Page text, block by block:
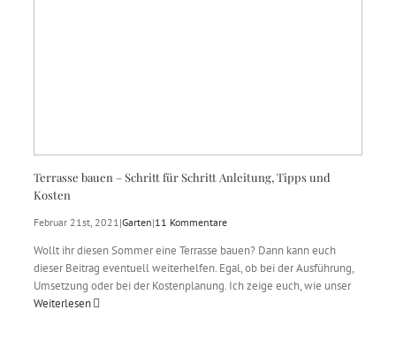
Terrasse bauen – Schritt für Schritt Anleitung, Tipps und
Kosten
Februar 21st, 2021 |Garten|11 Kommentare
Wollt ihr diesen Sommer eine Terrasse bauen? Dann kann euch
dieser Beitrag eventuell weiterhelfen. Egal, ob bei der Ausführung,
Umsetzung oder bei der Kostenplanung. Ich zeige euch, wie unser
Weiterlesen